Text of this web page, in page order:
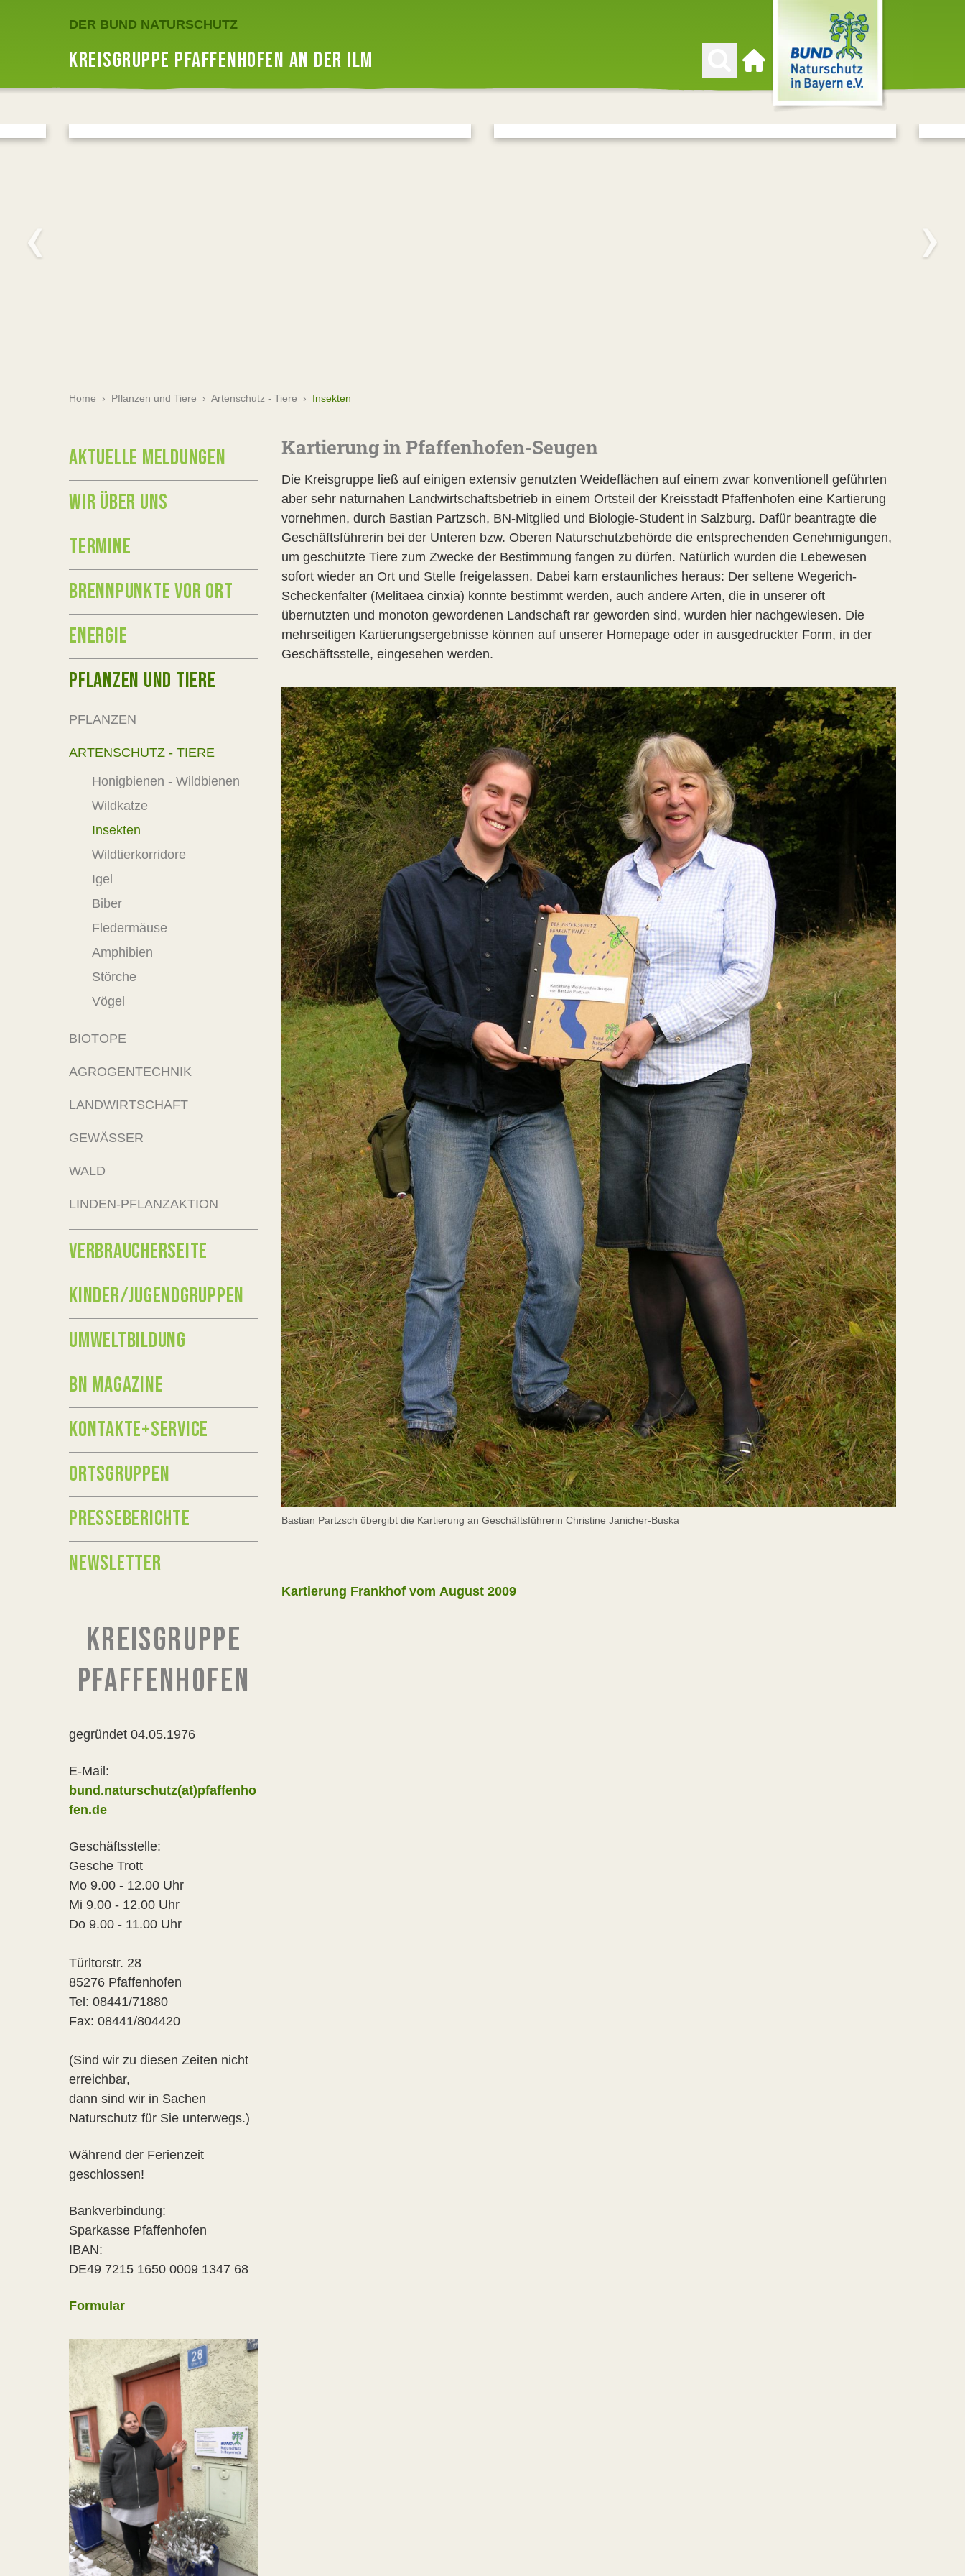
DER BUND NATURSCHUTZ
KREISGRUPPE PFAFFENHOFEN AN DER ILM
Zur Startseite
Home › Pflanzen und Tiere › Artenschutz - Tiere › Insekten
Kartierung in Pfaffenhofen-Seugen
Die Kreisgruppe ließ auf einigen extensiv genutzten Weideflächen auf einem zwar konventionell geführten
aber sehr naturnahen Landwirtschaftsbetrieb in einem Ortsteil der Kreisstadt Pfaffenhofen eine Kartierung
vornehmen, durch Bastian Partzsch, BN-Mitglied und Biologie-Student in Salzburg. Dafür beantragte die
Geschäftsführerin bei der Unteren bzw. Oberen Naturschutzbehörde die entsprechenden Genehmigungen,
um geschützte Tiere zum Zwecke der Bestimmung fangen zu dürfen. Natürlich wurden die Lebewesen
sofort wieder an Ort und Stelle freigelassen. Dabei kam erstaunliches heraus: Der seltene Wegerich-
Scheckenfalter (Melitaea cinxia) konnte bestimmt werden, auch andere Arten, die in unserer oft
übernutzten und monoton gewordenen Landschaft rar geworden sind, wurden hier nachgewiesen. Die
mehrseitigen Kartierungsergebnisse können auf unserer Homepage oder in ausgedruckter Form, in der
Geschäftsstelle, eingesehen werden.
Bastian Partzsch übergibt die Kartierung an Geschäftsführerin Christine Janicher-Buska
Kartierung Frankhof vom August 2009
AKTUELLE MELDUNGEN
WIR ÜBER UNS
TERMINE
BRENNPUNKTE VOR ORT
ENERGIE
PFLANZEN UND TIERE
PFLANZEN
ARTENSCHUTZ - TIERE
Honigbienen - Wildbienen
Wildkatze
Insekten
Wildtierkorridore
Igel
Biber
Fledermäuse
Amphibien
Störche
Vögel
BIOTOPE
AGROGENTECHNIK
LANDWIRTSCHAFT
GEWÄSSER
WALD
LINDEN-PFLANZAKTION
VERBRAUCHERSEITE
KINDER/JUGENDGRUPPEN
UMWELTBILDUNG
BN MAGAZINE
KONTAKTE+SERVICE
ORTSGRUPPEN
PRESSEBERICHTE
NEWSLETTER
KREISGRUPPE
PFAFFENHOFEN
gegründet 04.05.1976
E-Mail:
bund.naturschutz(at)pfaffenho
fen.de
Geschäftsstelle:
Gesche Trott
Mo 9.00 - 12.00 Uhr
Mi 9.00 - 12.00 Uhr
Do 9.00 - 11.00 Uhr
Türltorstr. 28
85276 Pfaffenhofen
Tel: 08441/71880
Fax: 08441/804420
(Sind wir zu diesen Zeiten nicht
erreichbar,
dann sind wir in Sachen
Naturschutz für Sie unterwegs.)
Während der Ferienzeit
geschlossen!
Bankverbindung:
Sparkasse Pfaffenhofen
IBAN:
DE49 7215 1650 0009 1347 68
Formular